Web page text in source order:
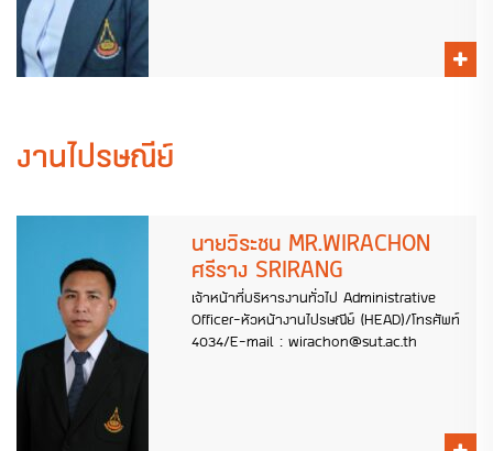
งานไปรษณีย์
นายวิระชน MR.WIRACHON
ศรีราง SRIRANG
เจ้าหน้าที่บริหารงานทั่วไป Administrative
Officer-หัวหน้างานไปรษณีย์ (HEAD)/โทรศัพท์
4034/E-mail : wirachon@sut.ac.th